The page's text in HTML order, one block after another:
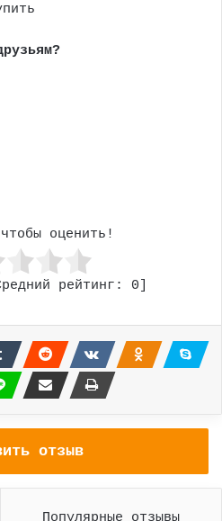
оценить!
рейтинг: 0
отзыв
Популярные отзывы